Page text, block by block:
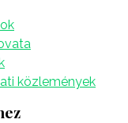
közlemények